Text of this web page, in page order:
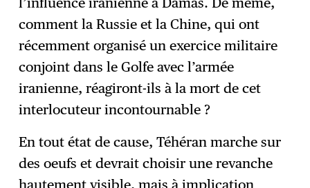
comment la Russie et la Chine, qui ont
récemment organisé un exercice militaire
conjoint dans le Golfe avec l’armée
iranienne, réagiront-ils à la mort de cet
interlocuteur incontournable ?
En tout état de cause, Téhéran marche sur
des oeufs et devrait choisir une revanche